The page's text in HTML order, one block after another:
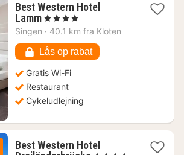
Best Western Hotel
Lamm1
nat
585
kr.
, 4 Stjerner
Singen · 40.1 km fra Kloten
Lås op rabat
Gratis Wi-Fi
Restaurant
Cykeludlejning
Best Western Hotel